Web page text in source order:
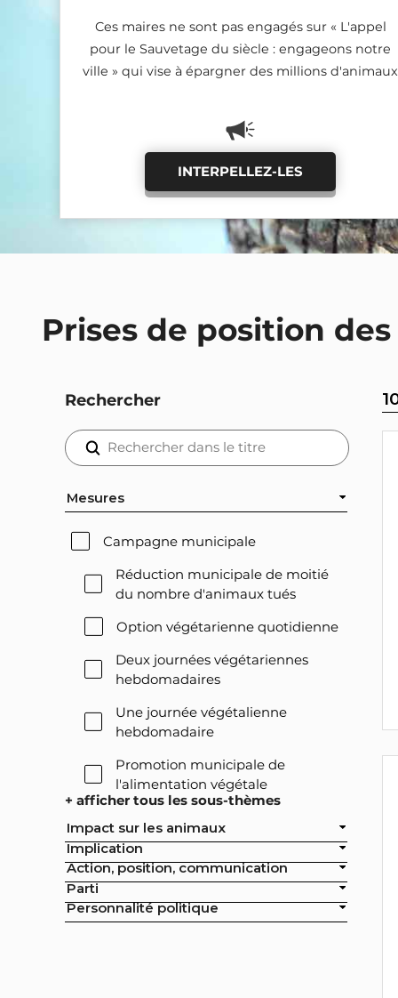
Ces maires ne sont pas engagés sur « L'appel
pour le Sauvetage du siècle : engageons notre
ville » qui vise à épargner des millions d'animaux
INTERPELLEZ-LES
Ces maires sont engagés sur « L'appel pour le
Sauvetage du siècle : engageons notre ville » qui
vise à épargner des millions d'animaux
FÉLICITEZ-LES
Ces députés ont signé la charte «Sauvetage du
siècle» et s'engagent sur tout ou partie de ses 10
mesures
FÉLICITEZ-LES
Prises de position
Rechercher
Mesures
Campagne municipale
Réduction municipale de moitié
du nombre d'animaux tués
Option végétarienne quotidienne
Deux journées végétariennes
hebdomadaires
Une journée végétalienne
hebdomadaire
Promotion municipale de
l'alimentation végétale
officielles de la ville
Exclusion de l'élevage intensif des
Exclusion de la pisciculture des
+ afficher tous les sous-thèmes
Impact sur les animaux
Implication
Action, position, communication
Parti
Personnalité politique